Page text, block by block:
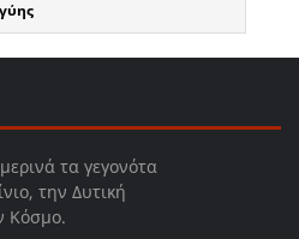
τα γεγονότα
την Δυτική
Κόσμο.